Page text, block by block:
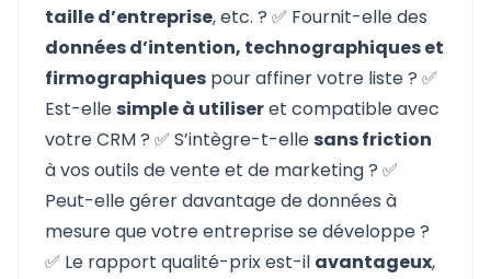
taille d’entreprise, etc. ? ✅ Fournit-elle des
données d’intention, technographiques et
firmographiques pour affiner votre liste ? ✅
Est-ellesimple à utiliseret compatible avec
votre CRM ? ✅ S’intègre-t-ellesans friction
à vos outils de vente et de marketing ? ✅
Peut-elle gérer davantage de données à
mesure que votre entreprise se développe ?
✅ Le rapport qualité-prix est-il avantageux,